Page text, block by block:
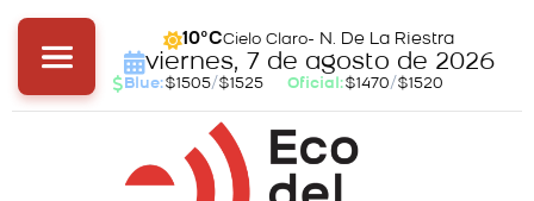
10°CCielo Claro- N. De La Riestra
viernes, 7 de agosto de 2026
Blue:$1505/$1525 Oficial:$1470/$1520